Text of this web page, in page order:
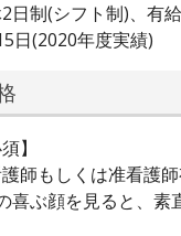
日制(シフト制)、有
日(2020年度実績)
】
師もしくは准看護
喜ぶ顔を見ると、素